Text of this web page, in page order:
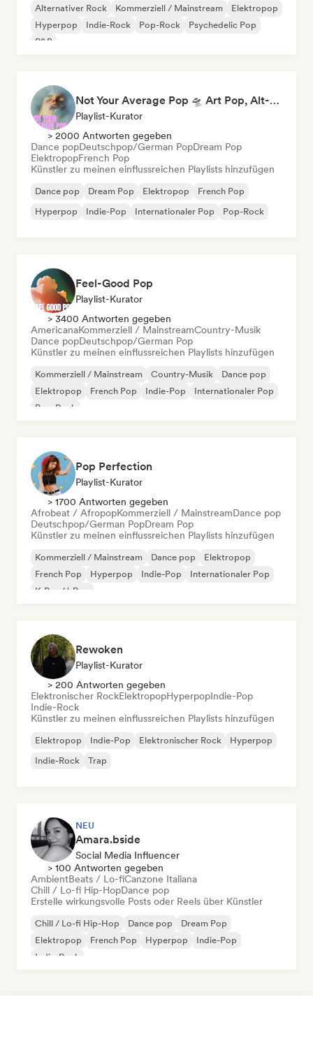
Alternativer Rock Kommerziell / Mainstream
Elektropop
Hyperpop
Indie-Rock Pop-Rock
Psychedelic Pop
R&B
Not Your Average Pop 🛸 Art Pop, Alt-Pop & Indie Pop
Playlist-Kurator
> 2000 Antworten gegeben
Dance popDeutschpop/German PopDream Pop
ElektropopFrench Pop
Künstler zu meinen einflussreichen Playlists hinzufügen
Dance pop Dream Pop Elektropop
French Pop
Hyperpop
Indie-Pop Internationaler Pop Pop-Rock
Feel-Good Pop
Playlist-Kurator
> 3400 Antworten gegeben
AmericanaKommerziell / MainstreamCountry-Musik
Dance popDeutschpop/German Pop
Künstler zu meinen einflussreichen Playlists hinzufügen
Kommerziell / Mainstream Country-Musik
Dance pop
Elektropop
French Pop Indie-Pop
Internationaler Pop
Pop-Rock
Pop Perfection
Playlist-Kurator
> 1700 Antworten gegeben
Afrobeat / AfropopKommerziell / MainstreamDance pop
Deutschpop/German PopDream Pop
Künstler zu meinen einflussreichen Playlists hinzufügen
Kommerziell / Mainstream Dance pop
Elektropop
French Pop
Hyperpop Indie-Pop
Internationaler Pop
K-Pop/J-Pop
Rewoken
Playlist-Kurator
> 200 Antworten gegeben
Elektronischer RockElektropopHyperpopIndie-Pop
Indie-Rock
Künstler zu meinen einflussreichen Playlists hinzufügen
Elektropop Indie-Pop Elektronischer Rock
Hyperpop
Indie-Rock
Trap
NEU
Amara.bside
Social Media Influencer
> 100 Antworten gegeben
AmbientBeats / Lo-fiCanzone Italiana
Chill / Lo-fi Hip-HopDance pop
Erstelle wirkungsvolle Posts oder Reels über Künstler
Chill / Lo-fi Hip-Hop Dance pop
Dream Pop
Elektropop
French Pop Hyperpop
Indie-Pop
Indie-Rock